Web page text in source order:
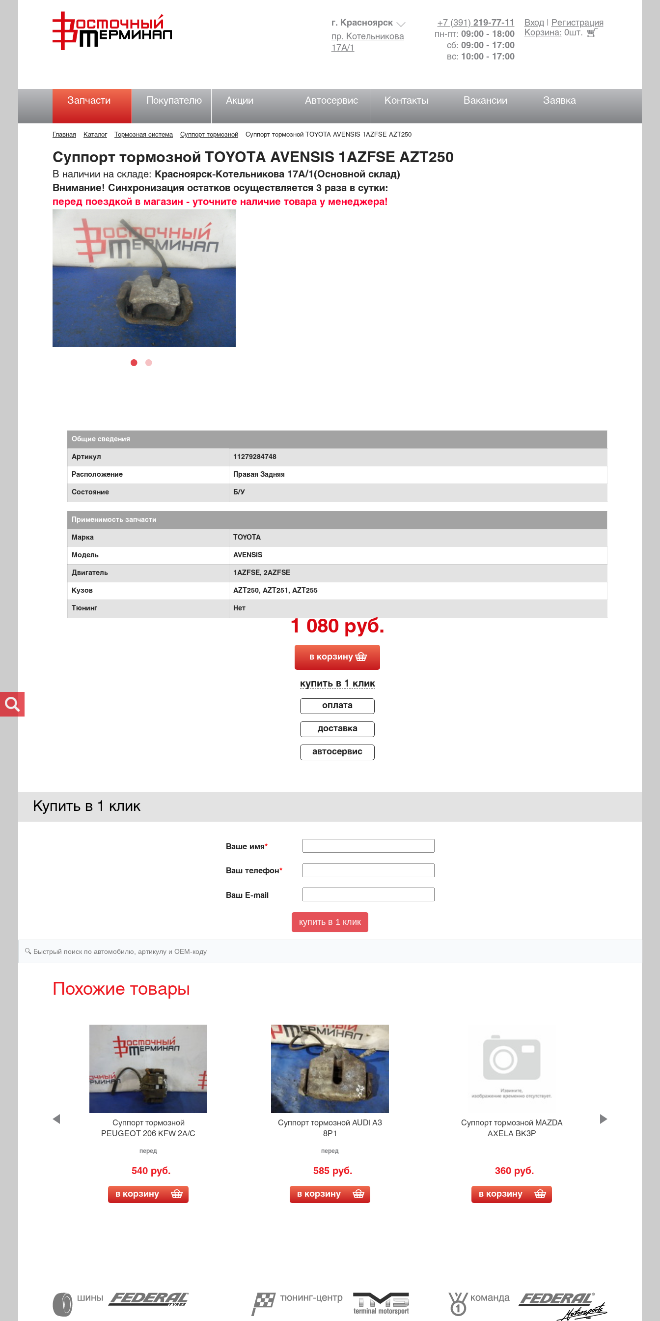
Вход|
Регистрация
Корзина: 0шт.
+7 (391) 219-77-11
пн-пт: 09:00 - 18:00
сб: 09:00 - 17:00
вс: 10:00 - 17:00
г. Красноярск
пр. Котельникова
17А/1
Запчасти Покупателю Акции Автосервис Контакты Вакансии Заявка
Главная Каталог Тормозная система Суппорт тормозной Суппорт тормозной TOYOTA AVENSIS 1AZFSE AZT250
Суппорт тормозной TOYOTA AVENSIS 1AZFSE AZT250
В наличии на складе:
Красноярск-Котельникова 17А/1(Основной склад)
Внимание! Синхронизация остатков осуществляется 3 раза в сутки:
перед поездкой в магазин - уточните наличие товара у менеджера!
Общие сведения
Артикул 11279284748
Расположение Правая Задняя
Состояние Б/У
Применимость запчасти
Марка TOYOTA
Модель AVENSIS
Двигатель 1AZFSE, 2AZFSE
Кузов AZT250, AZT251, AZT255
Тюнинг Нет
1 080 руб.
в корзину
купить в 1 клик
оплата
доставка
автосервис
Купить в 1 клик
Ваше имя*
Ваш телефон*
Ваш E-mail
Похожие товары
Суппорт тормозной
PEUGEOT 206 KFW 2A/C
перед
540 руб.
в корзину
Суппорт тормозной AUDI A3
8P1
перед
585 руб.
в корзину
Суппорт тормозной MAZDA
AXELA BK3P
360 руб.
в корзину